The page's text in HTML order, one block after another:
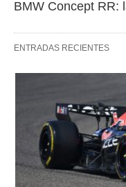
BMW Concept RR:
ENTRADAS RECIENTES